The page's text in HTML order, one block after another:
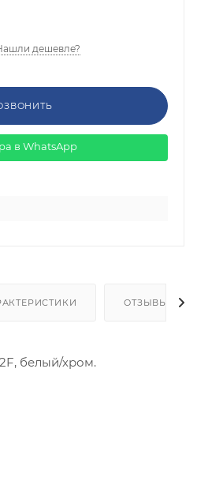
дешевле?
в WhatsApp
ОТЗЫВЫ
белый/хром.